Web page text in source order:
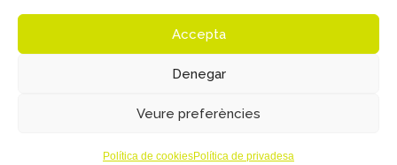
Accepta
Denegar
Veure preferències
Política de cookiesPolítica de privadesa
JARC. Tots els drets reservats.